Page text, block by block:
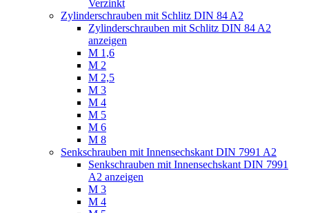
Verzinkt
Zylinderschrauben mit Schlitz DIN 84 A2
Zylinderschrauben mit Schlitz DIN 84 A2
anzeigen
M 1,6
M 2
M 2,5
M 3
M 4
M 5
M 6
M 8
Senkschrauben mit Innensechskant DIN 7991 A2
Senkschrauben mit Innensechskant DIN 7991
A2 anzeigen
M 3
M 4